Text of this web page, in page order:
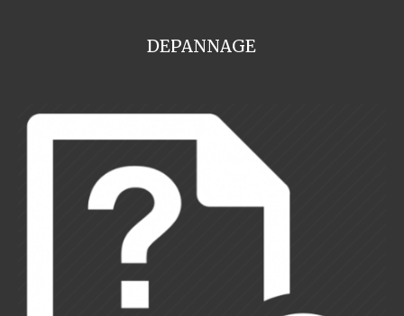
DEPANNAGE